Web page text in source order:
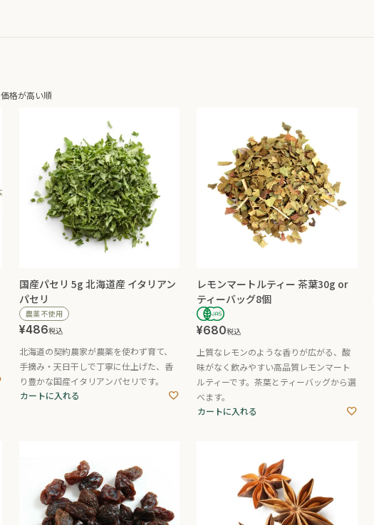
価格が高い順
国産パセリ 5g 北海道産 イタリアン
パセリ
農薬不使用
¥486税込
北海道の契約農家が農薬を使わず育て、
手摘み・天日干しで丁寧に仕上げた、香
り豊かな国産イタリアンパセリです。
カートに入れる
レモンマートルティー 茶葉30g or
ティーバッグ8個
¥680税込
上質なレモンのような香りが広がる、酸
味がなく飲みやすい高品質レモンマート
ルティーです。茶葉とティーバッグから選
べます。
カートに入れる